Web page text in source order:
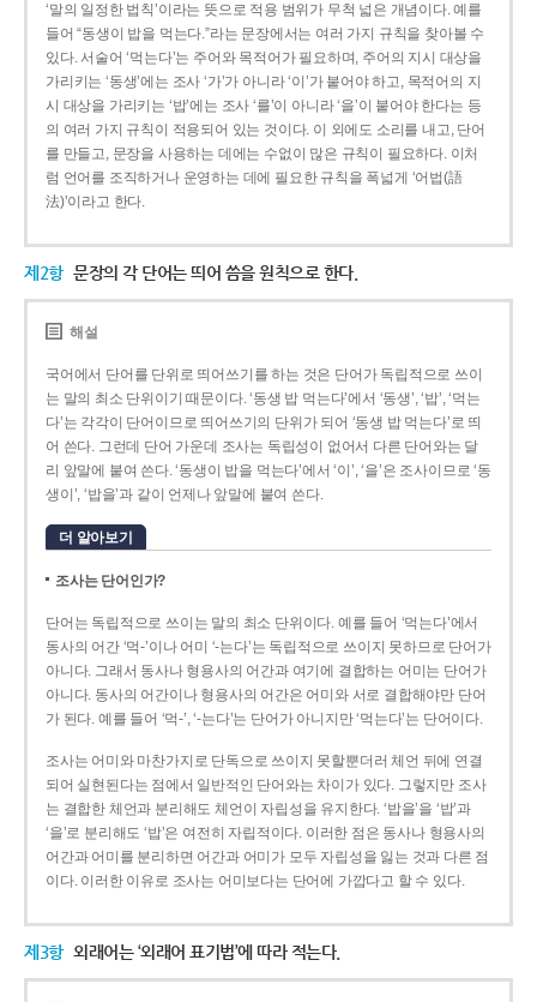
‘말의 일정한 법칙’이라는 뜻으로 적용 범위가 무척 넓은 개념이다. 예를
들어 “동생이 밥을 먹는다.”라는 문장에서는 여러 가지 규칙을 찾아볼 수
있다. 서술어 ‘먹는다’는 주어와 목적어가 필요하며, 주어의 지시 대상을
가리키는 ‘동생’에는 조사 ‘가’가 아니라 ‘이’가 붙어야 하고, 목적어의 지
시 대상을 가리키는 ‘밥’에는 조사 ‘를’이 아니라 ‘을’이 붙어야 한다는 등
의 여러 가지 규칙이 적용되어 있는 것이다. 이 외에도 소리를 내고, 단어
를 만들고, 문장을 사용하는 데에는 수없이 많은 규칙이 필요하다. 이처
럼 언어를 조직하거나 운영하는 데에 필요한 규칙을 폭넓게 ‘어법(語
法)’이라고 한다.
제2항 문장의 각 단어는 띄어 씀을 원칙으로 한다.
해설
국어에서 단어를 단위로 띄어쓰기를 하는 것은 단어가 독립적으로 쓰이
는 말의 최소 단위이기 때문이다. ‘동생 밥 먹는다’에서 ‘동생’, ‘밥’, ‘먹는
다’는 각각이 단어이므로 띄어쓰기의 단위가 되어 ‘동생 밥 먹는다’로 띄
어 쓴다. 그런데 단어 가운데 조사는 독립성이 없어서 다른 단어와는 달
리 앞말에 붙여 쓴다. ‘동생이 밥을 먹는다’에서 ‘이’, ‘을’은 조사이므로 ‘동
생이’, ‘밥을’과 같이 언제나 앞말에 붙여 쓴다.
더 알아보기
조사는 단어인가?
단어는 독립적으로 쓰이는 말의 최소 단위이다. 예를 들어 ‘먹는다’에서
동사의 어간 ‘먹-­’이나 어미 ‘­-는다’는 독립적으로 쓰이지 못하므로 단어가
아니다. 그래서 동사나 형용사의 어간과 여기에 결합하는 어미는 단어가
아니다. 동사의 어간이나 형용사의 어간은 어미와 서로 결합해야만 단어
가 된다. 예를 들어 ‘먹-’, ‘-는다’는 단어가 아니지만 ‘먹는다’는 단어이다.
조사는 어미와 마찬가지로 단독으로 쓰이지 못할뿐더러 체언 뒤에 연결
되어 실현된다는 점에서 일반적인 단어와는 차이가 있다. 그렇지만 조사
는 결합한 체언과 분리해도 체언이 자립성을 유지한다. ‘밥을’을 ‘밥’과
‘을’로 분리해도 ‘밥’은 여전히 자립적이다. 이러한 점은 동사나 형용사의
어간과 어미를 분리하면 어간과 어미가 모두 자립성을 잃는 것과 다른 점
이다. 이러한 이유로 조사는 어미보다는 단어에 가깝다고 할 수 있다.
제3항 외래어는 ‘외래어 표기법’에 따라 적는다.